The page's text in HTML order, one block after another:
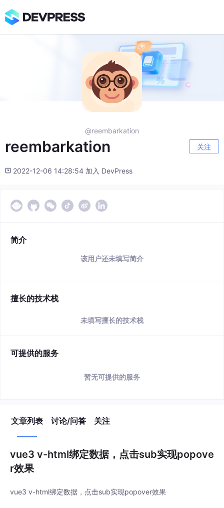
@reembarkation
reembarkation 关注
2022-12-06 14:28:54 加入 DevPress
简介
该用户还未填写简介
擅长的技术栈
未填写擅长的技术栈
可提供的服务
暂无可提供的服务
文章列表 讨论/问答 关注
vue3 v-html绑定数据，点击sub实现popove
r效果
vue3 v-html绑定数据，点击sub实现popover效果